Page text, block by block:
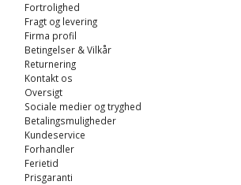
Fortrolighed
Fragt og levering
Firma profil
Betingelser & Vilkår
Returnering
Kontakt os
Oversigt
Sociale medier og tryghed
Betalingsmuligheder
Kundeservice
Forhandler
Ferietid
Prisgaranti